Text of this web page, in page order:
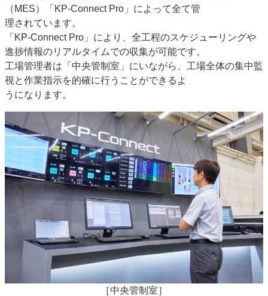
（MES）「KP-Connect Pro」によって全て管
理されています。
「KP-Connect Pro」により、全工程のスケジューリングや
進捗情報のリアルタイムでの収集が可能です。
工場管理者は「中央管制室」にいながら、工場全体の集中監
視と作業指示を的確に行うことができるよ
うになります。
［中央管制室］